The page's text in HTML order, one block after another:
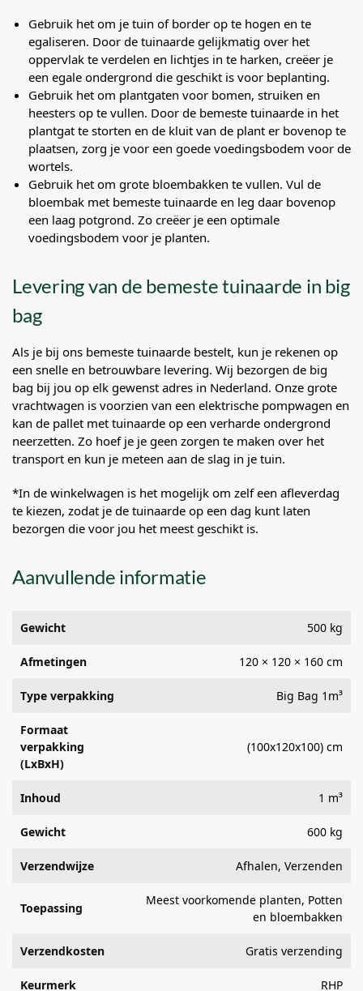
Gebruik het om je tuin of border op te hogen en te
egaliseren. Door de tuinaarde gelijkmatig over het
oppervlak te verdelen en lichtjes in te harken, creëer je
een egale ondergrond die geschikt is voor beplanting.
Gebruik het om plantgaten voor bomen, struiken en
heesters op te vullen. Door de bemeste tuinaarde in het
plantgat te storten en de kluit van de plant er bovenop te
plaatsen, zorg je voor een goede voedingsbodem voor de
wortels.
Gebruik het om grote bloembakken te vullen. Vul de
bloembak met bemeste tuinaarde en leg daar bovenop
een laag potgrond. Zo creëer je een optimale
voedingsbodem voor je planten.
Levering van de bemeste tuinaarde in big
bag
Als je bij ons bemeste tuinaarde bestelt, kun je rekenen op
een snelle en betrouwbare levering. Wij bezorgen de big
bag bij jou op elk gewenst adres in Nederland. Onze grote
vrachtwagen is voorzien van een elektrische pompwagen en
kan de pallet met tuinaarde op een verharde ondergrond
neerzetten. Zo hoef je je geen zorgen te maken over het
transport en kun je meteen aan de slag in je tuin.
*In de winkelwagen is het mogelijk om zelf een afleverdag
te kiezen, zodat je de tuinaarde op een dag kunt laten
bezorgen die voor jou het meest geschikt is.
Aanvullende informatie
Gewicht 500 kg
Afmetingen 120 × 120 × 160 cm
Type verpakking Big Bag 1m³
Formaat
verpakking
(LxBxH)
(100x120x100) cm
Inhoud 1 m³
Gewicht 600 kg
Verzendwijze Afhalen, Verzenden
Toepassing
Meest voorkomende planten, Potten
en bloembakken
Verzendkosten Gratis verzending
Keurmerk RHP